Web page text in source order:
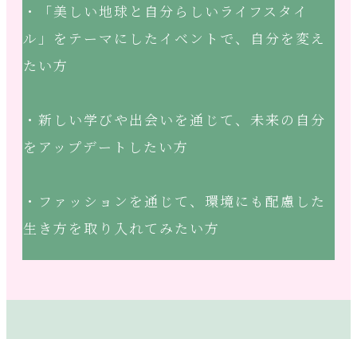
・「美しい地球と自分らしいライフスタイ
ル」をテーマにしたイベントで、自分を変え
たい方
・新しい学びや出会いを通じて、未来の自分
をアップデートしたい方
・ファッションを通じて、環境にも配慮した
生き方を取り入れてみたい方